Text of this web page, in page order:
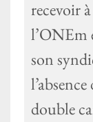
recevoir
l’ONEm
son
double